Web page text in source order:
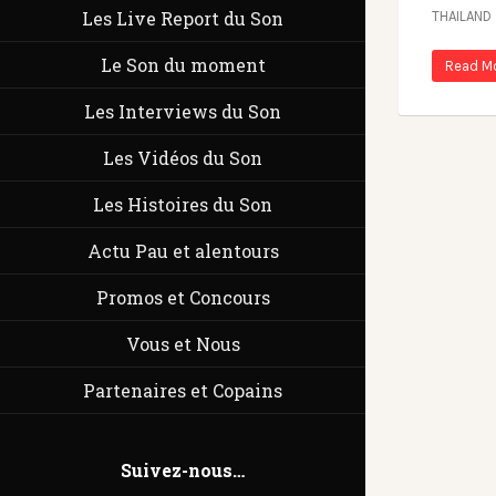
Les Live Report du Son
Le Son du moment
Les Interviews du Son
Les Vidéos du Son
Les Histoires du Son
Actu Pau et alentours
Promos et Concours
Vous et Nous
Partenaires et Copains
Suivez-nous…
THAILAND
Read